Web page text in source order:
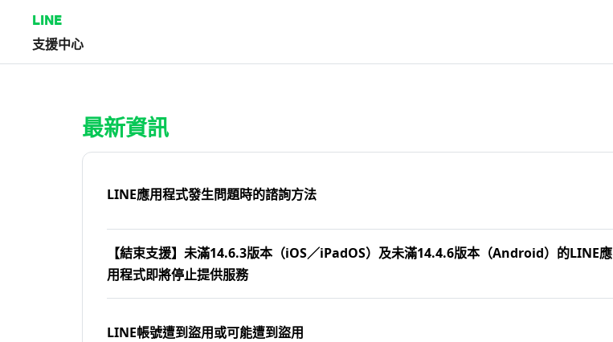
LINE
支援中心
最新資訊
LINE應用程式發生問題時的諮詢方法
【結束支援】未滿14.6.3版本（iOS／iPadOS）及未滿14.4.6版本（Android）的LINE應
用程式即將停止提供服務
LINE帳號遭到盜用或可能遭到盜用